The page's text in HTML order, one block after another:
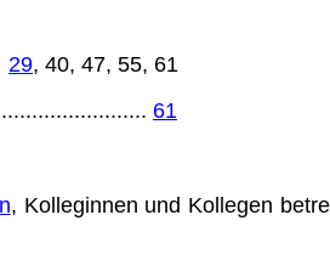
29, 40, 47, 55, 61
61
, Kollegin­nen und Kollegen